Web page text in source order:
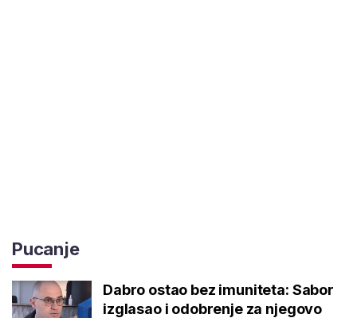
Pucanje
Dabro ostao bez imuniteta: Sabor
izglasao i odobrenje za njegovo